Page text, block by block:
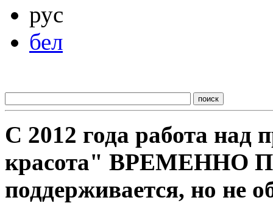
рус
бел
С 2012 года работа над
красота" ВРЕМЕННО
поддерживается, но не